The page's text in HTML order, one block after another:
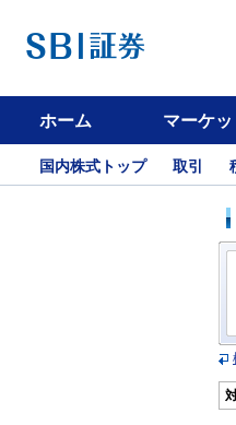
ホーム マーケッ
国内株式トップ 取引